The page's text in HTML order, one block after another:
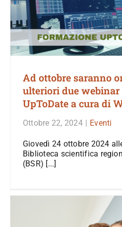
Ad ottobre saranno
ulteriori due webinar
UpToDate a cura di
Ottobre 22, 2024 Eventi
Giovedì 24 ottobre 2024
Biblioteca scientifica
(BSR) [...]